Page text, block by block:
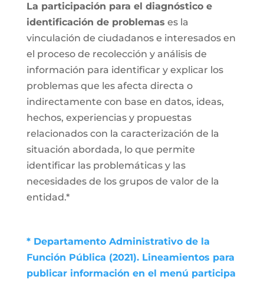
La participación para el diagnóstico e
identificación de problemas es la
vinculación de ciudadanos e interesados en
el proceso de recolección y análisis de
información para identificar y explicar los
problemas que les afecta directa o
indirectamente con base en datos, ideas,
hechos, experiencias y propuestas
relacionados con la caracterización de la
situación abordada, lo que permite
identificar las problemáticas y las
necesidades de los grupos de valor de la
entidad.*
* Departamento Administrativo de la
Función Pública (2021). Lineamientos para
publicar información en el menú participa